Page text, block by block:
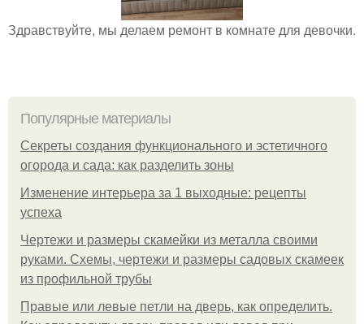
Здравствуйте, мы делаем ремонт в комнате для девочки.
Популярные материалы
Секреты создания функционального и эстетичного
огорода и сада: как разделить зоны
Изменение интерьера за 1 выходные: рецепты
успеха
Чертежи и размеры скамейки из металла своими
руками. Схемы, чертежи и размеры садовых скамеек
из профильной трубы
Правые или левые петли на дверь, как определить.